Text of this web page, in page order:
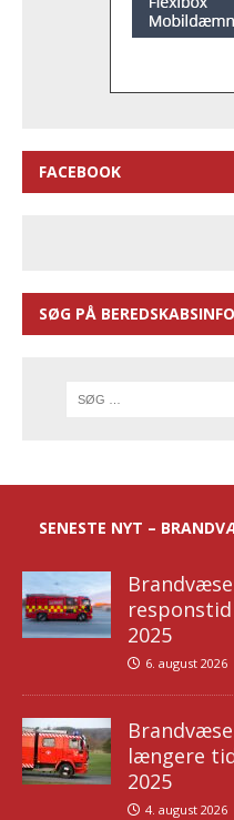
FACEBOOK
SØG PÅ BEREDSKABSINFO
SENESTE NYT –
2025
6. august 2026
længere
2025
4. august 2026